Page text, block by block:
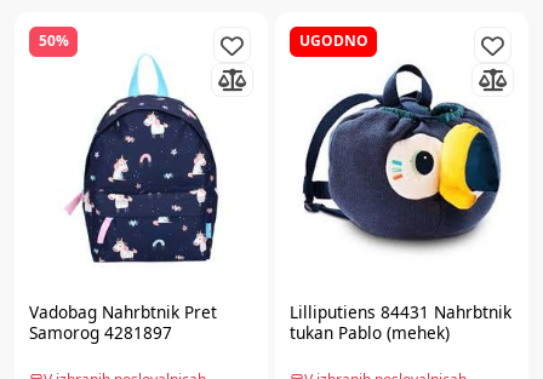
50%
Vadobag Nahrbtnik Pret
Samorog 4281897
UGODNO
Lilliputiens 84431 Nahrbtnik
tukan Pablo (mehek)